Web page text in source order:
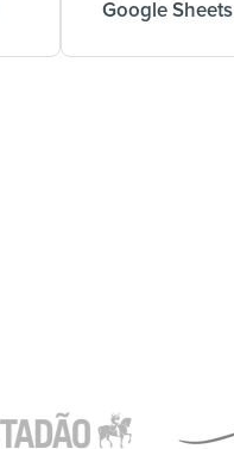
Google Sheets